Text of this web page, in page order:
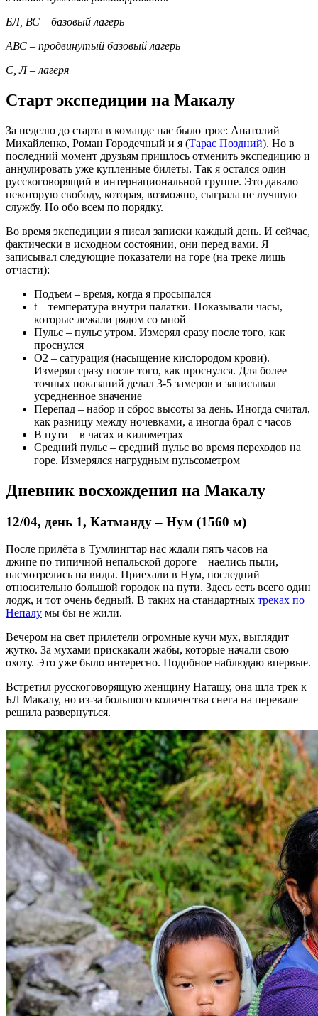
БЛ, ВС – базовый лагерь
АВС – продвинутый базовый лагерь
С, Л – лагеря
Старт экспедиции на Макалу
За неделю до старта в команде нас было трое: Анатолий
Михайленко, Роман Городечный и я (Тарас Поздний). Но в
последний момент друзьям пришлось отменить экспедицию и
аннулировать уже купленные билеты. Так я остался один
русскоговорящий в интернациональной группе. Это давало
некоторую свободу, которая, возможно, сыграла не лучшую
службу. Но обо всем по порядку.
Во время экспедиции я писал записки каждый день. И сейчас,
фактически в исходном состоянии, они перед вами. Я
записывал следующие показатели на горе (на треке лишь
отчасти):
Подъем – время, когда я просыпался
t – температура внутри палатки. Показывали часы,
которые лежали рядом со мной
Пульс – пульс утром. Измерял сразу после того, как
проснулся
О2 – сатурация (насыщение кислородом крови).
Измерял сразу после того, как проснулся. Для более
точных показаний делал 3-5 замеров и записывал
усредненное значение
Перепад – набор и сброс высоты за день. Иногда считал,
как разницу между ночевками, а иногда брал с часов
В пути – в часах и километрах
Средний пульс – средний пульс во время переходов на
горе. Измерялся нагрудным пульсометром
Дневник восхождения на Макалу
12/04, день 1, Катманду – Нум (1560 м)
После прилёта в Тумлингтар нас ждали пять часов на
джипе по типичной непальской дороге – наелись пыли,
насмотрелись на виды. Приехали в Нум, последний
относительно большой городок на пути. Здесь есть всего один
лодж, и тот очень бедный. В таких на стандартных треках по
Непалу мы бы не жили.
Вечером на свет прилетели огромные кучи мух, выглядит
жутко. За мухами прискакали жабы, которые начали свою
охоту. Это уже было интересно. Подобное наблюдаю впервые.
Встретил русскоговорящую женщину Наташу, она шла трек к
БЛ Макалу, но из-за большого количества снега на перевале
решила развернуться.